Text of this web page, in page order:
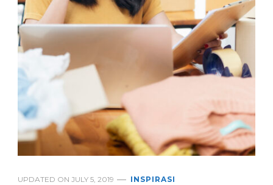
UPDATED ON JULY 5, 2019 INSPIRASI